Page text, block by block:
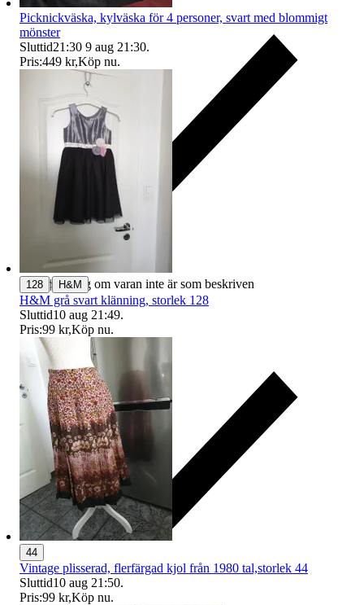
Ersättning om varan inte är som beskriven
Picknickväska, kylväska för 4 personer, svart med blommigt
mönster
Sluttid21:30 9 aug 21:30.
Pris:449 kr,Köp nu.
128 | H&M
H&M grå svart klänning, storlek 128
Sluttid10 aug 21:49.
Pris:99 kr,Köp nu.
44
Vintage plisserad, flerfärgad kjol från 1980 tal,storlek 44
Sluttid10 aug 21:50.
Pris:99 kr,Köp nu.